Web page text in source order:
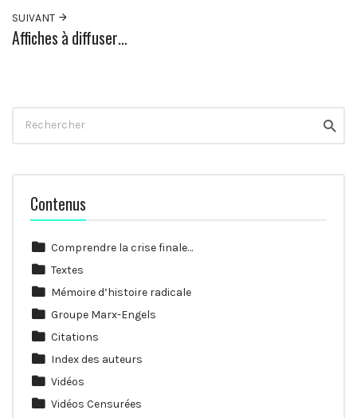
SUIVANT
Affiches à diffuser…
Contenus
Comprendre la crise finale…
Textes
Mémoire d’histoire radicale
Groupe Marx-Engels
Citations
Index des auteurs
Vidéos
Vidéos Censurées